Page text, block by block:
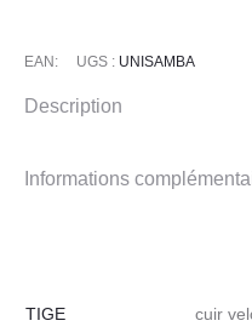
EAN: UGS : UNISAMBA
Description
Informations
TIGE cuir